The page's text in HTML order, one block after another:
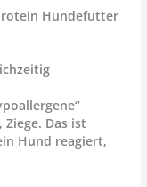
Hundefutter
Das ist
Hund reagiert,